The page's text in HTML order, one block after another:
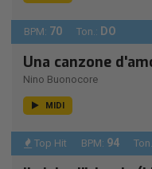
BPM: 70 Ton.: DO
Una canzone
Nino Buonocore
MIDI
Top Hit BPM: 94